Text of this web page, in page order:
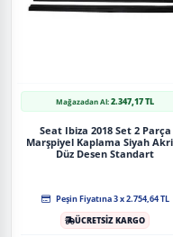
Mağazadan Al:2.347,17 TL
Seat Ibiza 2018 Set 2 Parça
Marşpiyel Kaplama Siyah
Düz Desen Standart
Peşin Fiyatına 3 x 2.754,64 TL
ÜCRETSİZ KARGO